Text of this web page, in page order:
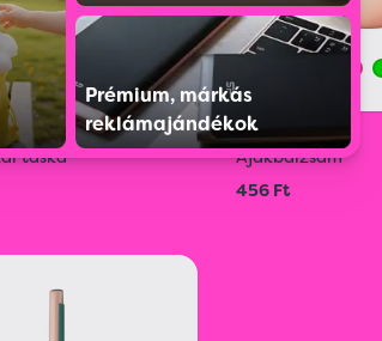
Prémium, márkás
reklámajándékok
táska
S0209721202
Ajakbalzsam
456 Ft